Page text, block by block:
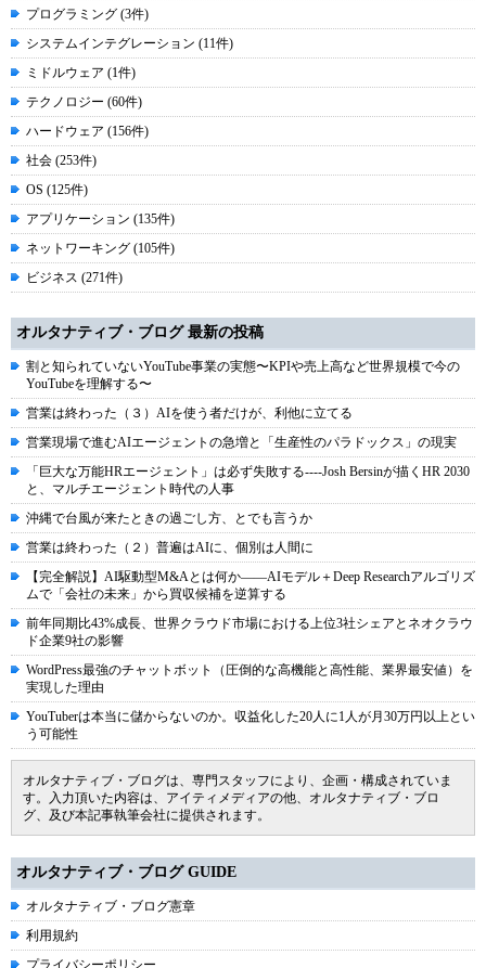
プログラミング (3件)
システムインテグレーション (11件)
ミドルウェア (1件)
テクノロジー (60件)
ハードウェア (156件)
社会 (253件)
OS (125件)
アプリケーション (135件)
ネットワーキング (105件)
ビジネス (271件)
オルタナティブ・ブログ 最新の投稿
割と知られていないYouTube事業の実態〜KPIや売上高など世界規模で今の
YouTubeを理解する〜
営業は終わった（３）AIを使う者だけが、利他に立てる
営業現場で進むAIエージェントの急増と「生産性のパラドックス」の現実
「巨大な万能HRエージェント」は必ず失敗する----Josh Bersinが描くHR 2030
と、マルチエージェント時代の人事
沖縄で台風が来たときの過ごし方、とでも言うか
営業は終わった（２）普遍はAIに、個別は人間に
【完全解説】AI駆動型M&Aとは何か――AIモデル＋Deep Researchアルゴリズ
ムで「会社の未来」から買収候補を逆算する
前年同期比43%成長、世界クラウド市場における上位3社シェアとネオクラウ
ド企業9社の影響
WordPress最強のチャットボット（圧倒的な高機能と高性能、業界最安値）を
実現した理由
YouTuberは本当に儲からないのか。収益化した20人に1人が月30万円以上とい
う可能性
オルタナティブ・ブログは、専門スタッフにより、企画・構成されていま
す。入力頂いた内容は、アイティメディアの他、オルタナティブ・ブロ
グ、及び本記事執筆会社に提供されます。
オルタナティブ・ブログ GUIDE
オルタナティブ・ブログ憲章
利用規約
プライバシーポリシー